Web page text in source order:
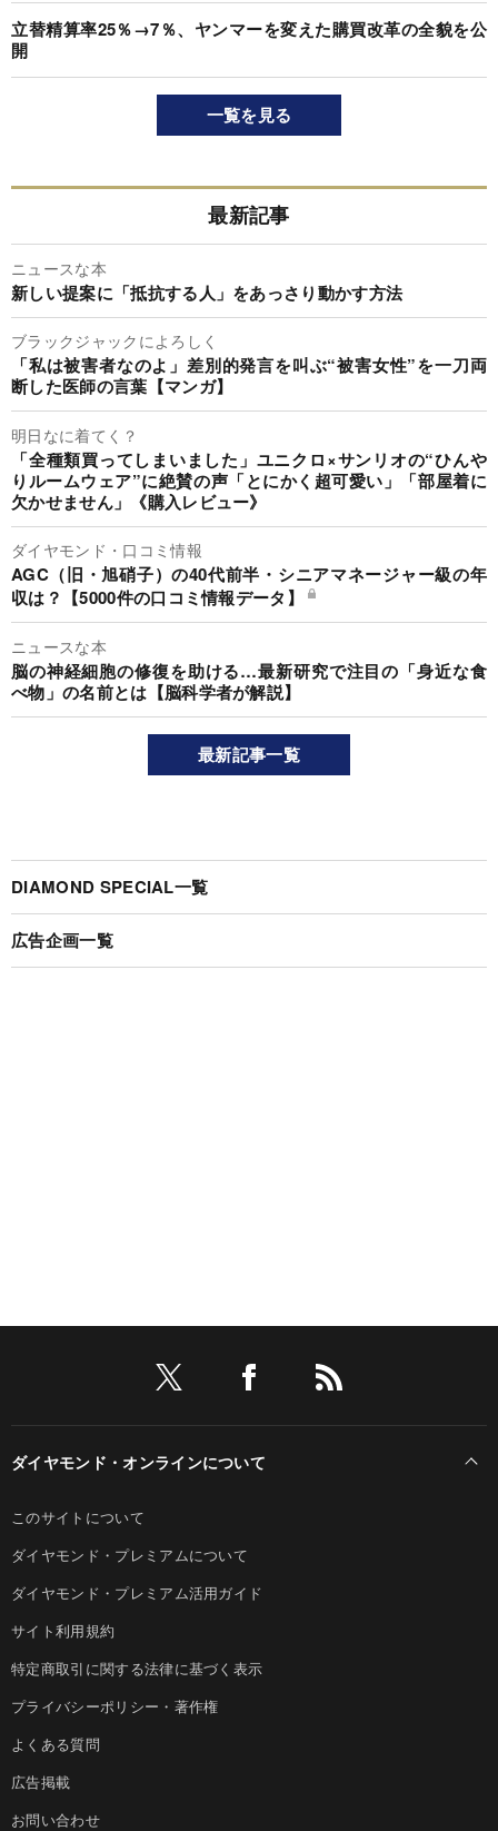
立替精算率25％→7％、ヤンマーを変えた購買改革の全貌を公
開
一覧を見る
最新記事
ニュースな本
新しい提案に「抵抗する人」をあっさり動かす方法
ブラックジャックによろしく
「私は被害者なのよ」差別的発言を叫ぶ“被害女性”を一刀両
断した医師の言葉【マンガ】
明日なに着てく？
「全種類買ってしまいました」ユニクロ×サンリオの“ひんや
りルームウェア”に絶賛の声「とにかく超可愛い」「部屋着に
欠かせません」《購入レビュー》
ダイヤモンド・口コミ情報
AGC（旧・旭硝子）の40代前半・シニアマネージャー級の年
収は？【5000件の口コミ情報データ】
ニュースな本
脳の神経細胞の修復を助ける…最新研究で注目の「身近な食
べ物」の名前とは【脳科学者が解説】
最新記事一覧
DIAMOND SPECIAL一覧
広告企画一覧
ダイヤモンド・オンラインについて
このサイトについて
ダイヤモンド・プレミアムについて
ダイヤモンド・プレミアム活用ガイド
サイト利用規約
特定商取引に関する法律に基づく表示
プライバシーポリシー・著作権
よくある質問
広告掲載
お問い合わせ